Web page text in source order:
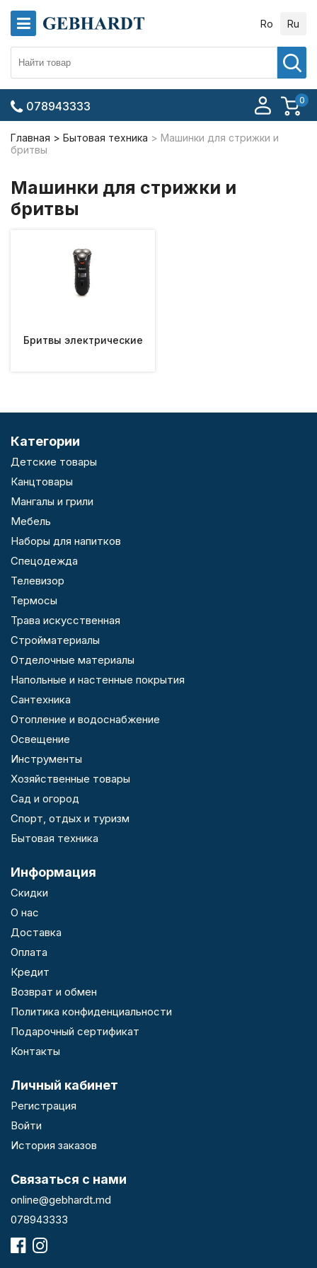
Ro Ru
0
078943333
Главная Бытовая техника
Машинки для стрижки и
бритвы
Машинки для стрижки и
бритвы
Бритвы электрические
Категории
Детские товары
Канцтовары
Мангалы и грили
Мебель
Наборы для напитков
Спецодежда
Телевизор
Термосы
Трава искусственная
Стройматериалы
Отделочные материалы
Напольные и настенные покрытия
Сантехника
Отопление и водоснабжение
Освещение
Инструменты
Хозяйственные товары
Сад и огород
Спорт, отдых и туризм
Бытовая техника
Информация
Скидки
О нас
Доставка
Оплата
Кредит
Возврат и обмен
Политика конфиденциальности
Подарочный сертификат
Контакты
Личный кабинет
Регистрация
Войти
История заказов
Связаться с нами
online@gebhardt.md
078943333